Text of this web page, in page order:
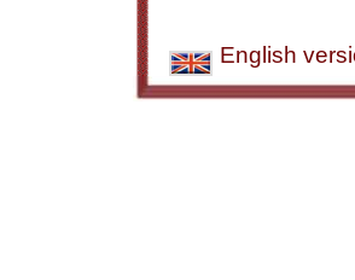
English